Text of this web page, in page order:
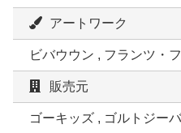
アートワーク
ビバウウン , フランツ・
販売元
ゴーキッズ , ゴルトジー